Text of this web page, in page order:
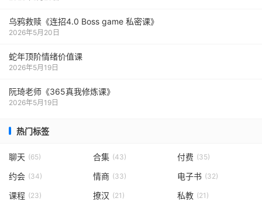
乌鸦救赎《连招4.0 Boss game 私密课》
2026年5月20日
蛇年顶阶情绪价值课
2026年5月19日
阮琦老师《365真我修炼课》
2026年5月19日
热门标签
聊天 (65) 合集 (43) 付费 (35)
约会 (34) 情商 (33) 电子书 (32)
课程 (23) 撩汉 (21) 私教 (21)